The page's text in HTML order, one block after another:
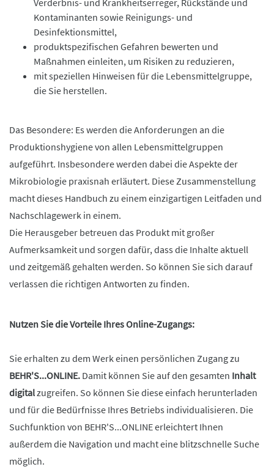
Kontaminanten sowie Reinigungs- und
Desinfektionsmittel,
produktspezifischen Gefahren bewerten und
Maßnahmen einleiten, um Risiken zu reduzieren,
mit speziellen Hinweisen für die Lebensmittelgruppe,
die Sie herstellen.
Das Besondere: Es werden die Anforderungen an die
Produktionshygiene von allen Lebensmittelgruppen
aufgeführt. Insbesondere werden dabei die Aspekte der
Mikrobiologie praxisnah erläutert. Diese Zusammenstellung
macht dieses Handbuch zu einem einzigartigen Leitfaden und
Nachschlagewerk in einem.
Die Herausgeber betreuen das Produkt mit großer
Aufmerksamkeit und sorgen dafür, dass die Inhalte aktuell
und zeitgemäß gehalten werden. So können Sie sich darauf
verlassen die richtigen Antworten zu finden.
Nutzen Sie die Vorteile Ihres Online-Zugangs:
Sie erhalten zu dem Werk einen persönlichen Zugang zu
BEHR'S...ONLINE. Damit können Sie auf den gesamten Inhalt
digitalzugreifen. So können Sie diese einfach herunterladen
und für die Bedürfnisse Ihres Betriebs individualisieren. Die
Suchfunktion von BEHR'S...ONLINEerleichtert Ihnen
außerdem die Navigation und macht eine blitzschnelle Suche
möglich.